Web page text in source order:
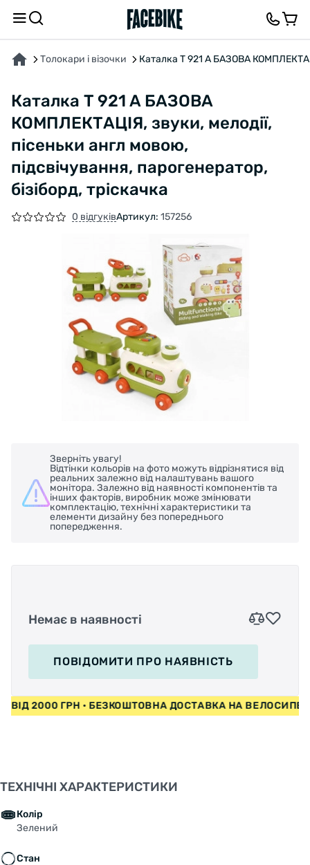
Толокари і візочки Каталка T 921 A БАЗОВА
Каталка T 921 A БАЗОВА
КОМПЛЕКТАЦІЯ, звуки, мелодії,
пісеньки англ мовою,
підсвічування, парогенератор,
бізіборд, тріскачка
0 відгуківАртикул: 157256
Зверніть увагу!
Відтінки кольорів на фото можуть відрізнятися від
реальних залежно від налаштувань вашого
монітора. Залежно від наявності компонентів та
інших факторів, виробник може змінювати
комплектацію, технічні характеристики та
елементи дизайну без попереднього
попередження.
Немає в наявності
ПОВІДОМИТИ ПРО НАЯВНІСТЬ
ВІД 2000 ГРН • БЕЗКОШТОВНА ДОСТАВКА НА
ТЕХНІЧНІ ХАРАКТЕРИСТИКИ
Колір
Зелений
Стан
ПРО ТОВАР ХАРАКТЕРИСТИКИВІДГУКИ ТА ЗАПИТАННЯ